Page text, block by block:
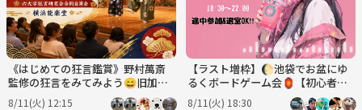
《はじめての狂言鑑賞》野村萬斎
監修の狂言をみてみよう😄旧加賀
藩主前田家の能舞台♪
8/11(火) 12:15
【ラスト増枠】🌔池袋でお盆にゆ
るくボードゲーム会🏮【初心者大
歓迎🔰】
8/11(火) 18:30